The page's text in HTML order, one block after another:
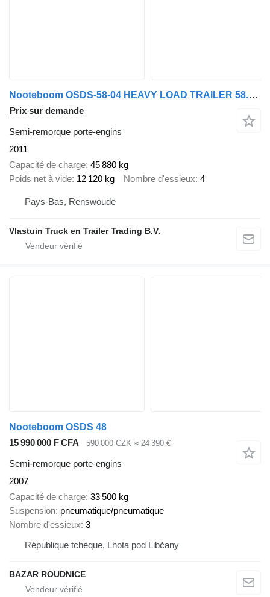
Nooteboom OSDS-58-04 HEAVY LOAD TRAILER 58.000 kg | HYDROLIC RAMPS |
Prix sur demande
Semi-remorque porte-engins
2011
Capacité de charge 45 880 kg
Poids net à vide 12 120 kg Nombre d'essieux 4
Pays-Bas, Renswoude
Vlastuin Truck en Trailer Trading B.V.
Nooteboom OSDS 48
15 990 000 F CFA
590 000 CZK ≈ 24 390 €
Semi-remorque porte-engins
2007
Capacité de charge 33 500 kg
Suspension pneumatique/pneumatique
Nombre d'essieux 3
République tchèque, Lhota pod Libčany
BAZAR ROUDNICE